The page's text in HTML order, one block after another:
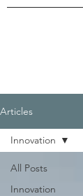
Articles
All Posts
Innovation
Innovation